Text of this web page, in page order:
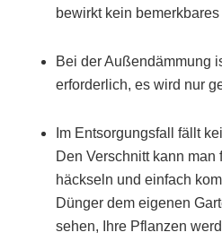
bewirkt kein
Bei der Außendämmung
erforderlich, es wird nur
Im Entsorgungsfall fällt
Den Verschnitt kann man
häckseln und einfach
Dünger dem eigenen
sehen, Ihre Pflanzen